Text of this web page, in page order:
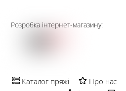
Розробка інтернет-магазину:
Каталог пряжі Про нас